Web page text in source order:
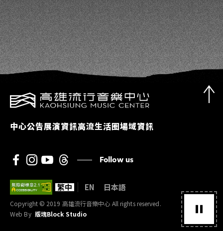
中心公告展演資訊高流生活圈場域資訊
Follow us
Copyright © 2019 高雄流行音樂中心 All rights reserved.
Web By 版塊Block Studio
繁中 EN 日本語